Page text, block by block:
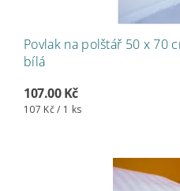
Povlak na polštář 50 x 70
bílá
107.00 Kč
107 Kč / 1 ks